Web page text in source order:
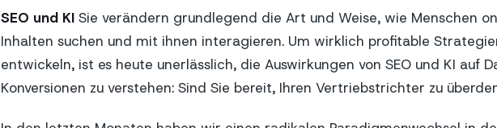
SEO und KI Sie verändern grundlegend die Art und Weise, wie Menschen
Inhalten suchen und mit ihnen interagieren. Um wirklich profitable
entwickeln, ist es heute unerlässlich, die Auswirkungen von SEO und KI auf
Konversionen zu verstehen: Sind Sie bereit, Ihren Vertriebstrichter zu